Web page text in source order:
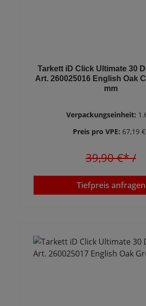
Tarkett iD Click Ultimate 30
Art. 260025016 English Oak
mm
Verpackungseinheit:
Preis pro VPE: 67,19
39,90 €*/
Tiefpreis anfragen